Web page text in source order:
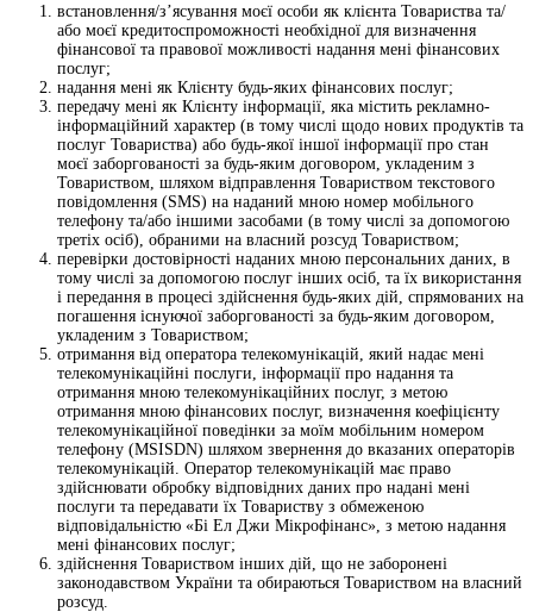
встановлення/з’ясування моєї особи як клієнта Товариства та/
або моєї кредитоспроможності необхідної для визначення
фінансової та правової можливості надання мені фінансових
послуг;
надання мені як Клієнту будь-яких фінансових послуг;
передачу мені як Клієнту інформації, яка містить рекламно-
інформаційний характер (в тому числі щодо нових продуктів та
послуг Товариства) або будь-якої іншої інформації про стан
моєї заборгованості за будь-яким договором, укладеним з
Товариством, шляхом відправлення Товариством текстового
повідомлення (SMS) на наданий мною номер мобільного
телефону та/або іншими засобами (в тому числі за допомогою
третіх осіб), обраними на власний розсуд Товариством;
перевірки достовірності наданих мною персональних даних, в
тому числі за допомогою послуг інших осіб, та їх використання
і передання в процесі здійснення будь-яких дій, спрямованих на
погашення існуючої заборгованості за будь-яким договором,
укладеним з Товариством;
отримання від оператора телекомунікацій, який надає мені
телекомунікаційні послуги, інформації про надання та
отримання мною телекомунікаційних послуг, з метою
отримання мною фінансових послуг, визначення коефіцієнту
телекомунікаційної поведінки за моїм мобільним номером
телефону (MSISDN) шляхом звернення до вказаних операторів
телекомунікацій. Оператор телекомунікацій має право
здійснювати обробку відповідних даних про надані мені
послуги та передавати їх Товариству з обмеженою
відповідальністю «Бі Ел Джи Мікрофінанс», з метою надання
мені фінансових послуг;
здійснення Товариством інших дій, що не заборонені
законодавством України та обираються Товариством на власний
розсуд.